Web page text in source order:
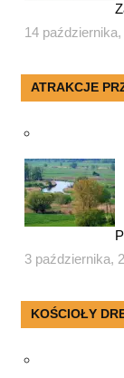
14 października,
ATRAKCJE
3 października,
KOŚCIOŁY